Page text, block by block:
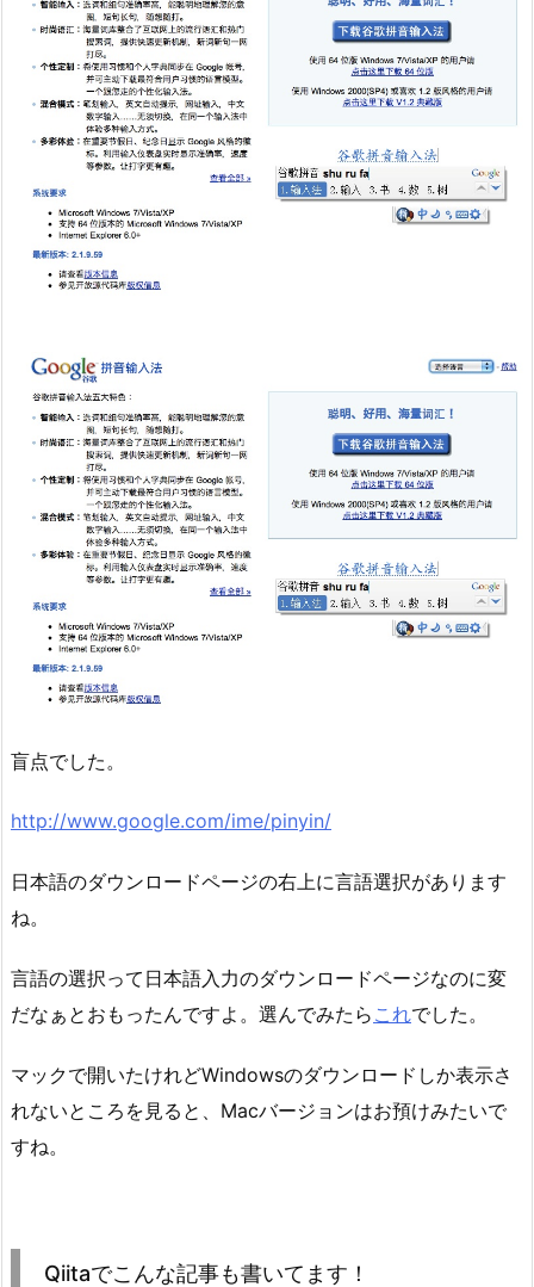
盲点でした。
http://www.google.com/ime/pinyin/
日本語のダウンロードページの右上に言語選択があります
ね。
言語の選択って日本語入力のダウンロードページなのに変
だなぁとおもったんですよ。選んでみたら これでした。
マックで開いたけれどWindowsのダウンロードしか表示さ
れないところを見ると、Macバージョンはお預けみたいで
すね。
Qiitaでこんな記事も書いてます！